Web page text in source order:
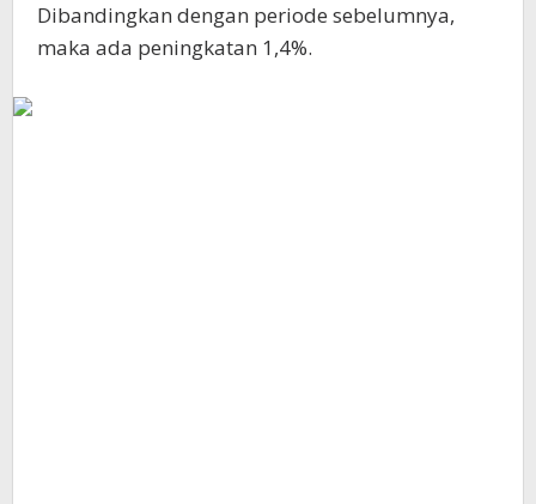
Dibandingkan dengan periode sebelumnya,
maka ada peningkatan 1,4%.